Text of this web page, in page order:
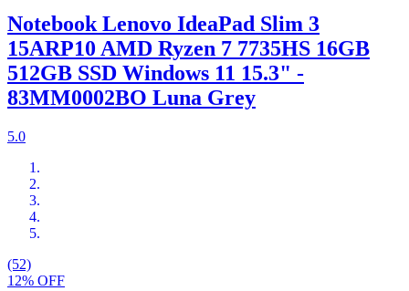
Notebook Lenovo IdeaPad Slim 3
15ARP10 AMD Ryzen 7 7735HS 16GB
512GB SSD Windows 11 15.3" -
83MM0002BO Luna Grey
5.0
(52)
12% OFF